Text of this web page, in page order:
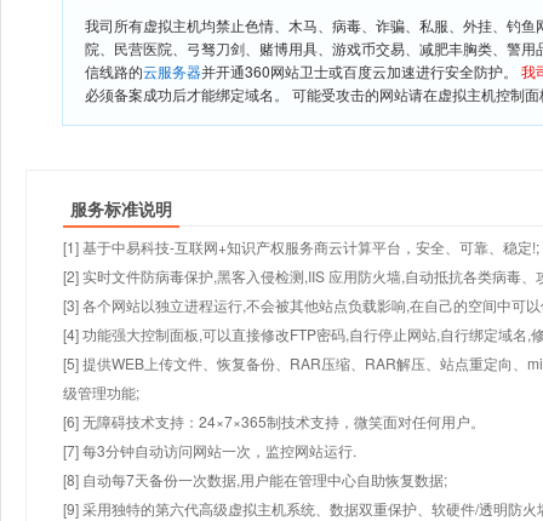
我司所有虚拟主机均禁止色情、木马、病毒、诈骗、私服、外挂、钓
院、民营医院、弓驽刀剑、赌博用具、游戏币交易、减肥丰胸类、警
信线路的云服务器并开通360网站卫士或百度云加速进行安全防护。 我
必须备案成功后才能绑定域名。 可能受攻击的网站请在虚拟主机控制
服务标准说明
[1] 基于中易科技-互联网+知识产权服务商云计算平台，安全、可靠、稳定!;
[2] 实时文件防病毒保护,黑客入侵检测,IIS 应用防火墙,自动抵抗各类病毒、
[3] 各个网站以独立进程运行,不会被其他站点负载影响,在自己的空间中可
[4] 功能强大控制面板,可以直接修改FTP密码,自行停止网站,自行绑定域名,
[5] 提供WEB上传文件、恢复备份、RAR压缩、RAR解压、站点重定向、
级管理功能;
[6] 无障碍技术支持：24×7×365制技术支持，微笑面对任何用户。
[7] 每3分钟自动访问网站一次，监控网站运行.
[8] 自动每7天备份一次数据,用户能在管理中心自助恢复数据;
[9] 采用独特的第六代高级虚拟主机系统、数据双重保护、软硬件/透明防火